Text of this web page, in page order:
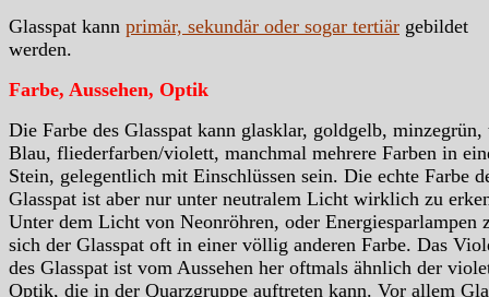
Glasspat kann primär, sekundär oder sogar tertiär gebildet
werden.
Farbe, Aussehen, Optik
Die Farbe des Glasspat kann glasklar, goldgelb, minzegrün,
Blau, fliederfarben/violett, manchmal mehrere Farben in
Stein, gelegentlich mit Einschlüssen sein. Die echte Farbe
Glasspat ist aber nur unter neutralem Licht wirklich zu
Unter dem Licht von Neonröhren, oder Energiesparlampen
sich der Glasspat oft in einer völlig anderen Farbe. Das
des Glasspat ist vom Aussehen her oftmals ähnlich der
Optik, die in der Quarzgruppe auftreten kann. Vor allem